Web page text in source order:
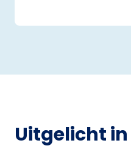
Uitgelicht